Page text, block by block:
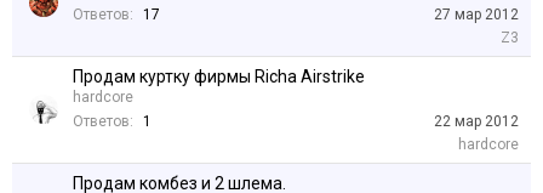
Ответов:
17
27 мар 2012
Z3
Продам куртку фирмы Richa Airstrike
hardcore
Ответов:
1
22 мар 2012
hardcore
Продам комбез и 2 шлема.